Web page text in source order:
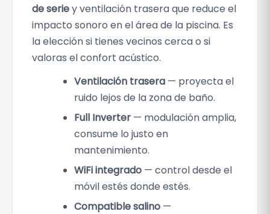
de seriey ventilación trasera que reduce el
impacto sonoro en el área de la piscina. Es
la elección si tienes vecinos cerca o si
valoras el confort acústico.
Ventilación trasera — proyecta el
ruido lejos de la zona de baño.
Full Inverter — modulación amplia,
consume lo justo en
mantenimiento.
WiFi integrado — control desde el
móvil estés donde estés.
Compatible salino —